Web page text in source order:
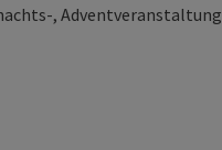
, Adventveranstaltung